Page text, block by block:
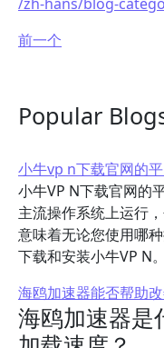
前一个
Popular
小牛vp n下载官网的
小牛VP N下载官网的
主流操作系统上运行
意味着无论您使用哪
下载和安装小牛VP N。
海鸥加速器能否帮助
海鸥加速器是